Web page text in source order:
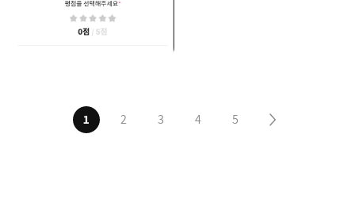
1 2 3 4 5